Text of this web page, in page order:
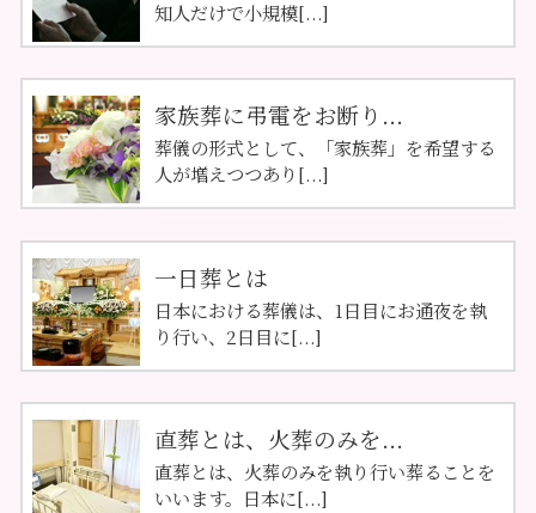
知人だけで小規模[...]
家族葬に弔電をお断り...
葬儀の形式として、「家族葬」を希望する
人が増えつつあり[...]
一日葬とは
日本における葬儀は、1日目にお通夜を執
り行い、2日目に[...]
直葬とは、火葬のみを...
直葬とは、火葬のみを執り行い葬ることを
いいます。日本に[...]